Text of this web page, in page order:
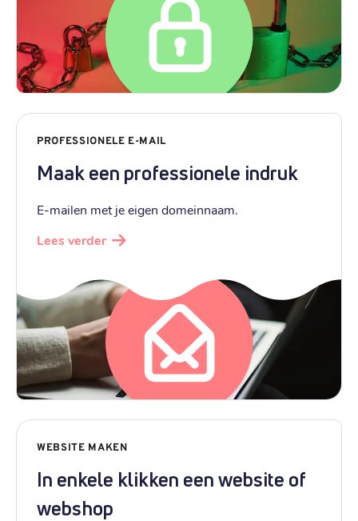
PROFESSIONELE E-MAIL
Maak een professionele indruk
E-mailen met je eigen domeinnaam.
Lees verder
WEBSITE MAKEN
In enkele klikken een website of
webshop